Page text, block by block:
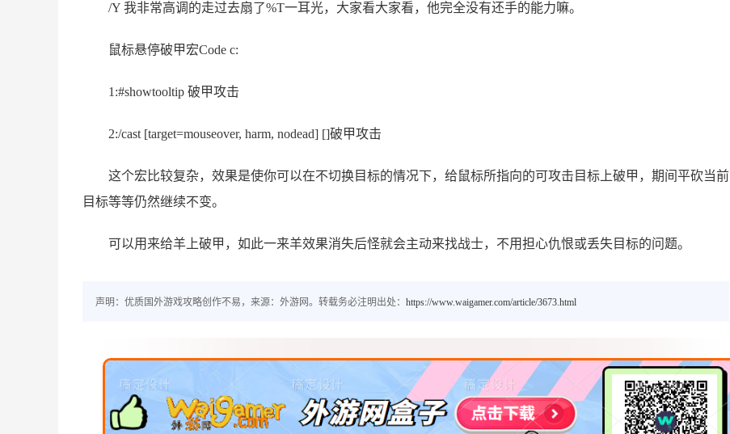
/Y 我非常高调的走过去扇了%T一耳光，大家看大家看，他完全没有还手的能力嘛。
鼠标悬停破甲宏Code c:
1:#showtooltip 破甲攻击
2:/cast [target=mouseover, harm, nodead] []破甲攻击
这个宏比较复杂，效果是使你可以在不切换目标的情况下，给鼠标所指向的可攻击目标上破甲，期间平砍当前
目标等等仍然继续不变。
可以用来给羊上破甲，如此一来羊效果消失后怪就会主动来找战士，不用担心仇恨或丢失目标的问题。
声明：优质国外游戏攻略创作不易，来源：外游网。转载务必注明出处： https://www.waigamer.com/article/3673.html